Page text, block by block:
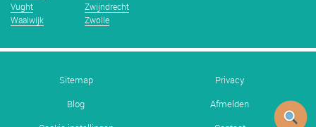
Vught
Waalwijk
Zwijndrecht
Zwolle
Sitemap
Privacy
Blog
Afmelden